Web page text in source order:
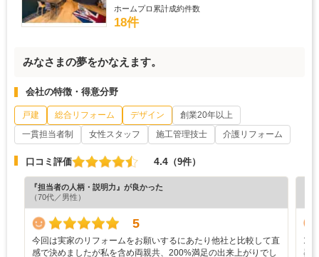
ホームプロ累計成約件数
18件
みなさまの夢をかなえます。
会社の特徴・得意分野
戸建 総合リフォーム デザイン
創業20年以上
一貫担当者制
女性スタッフ 施工管理技士 介護リフォーム
口コミ評価 4.4 （9件）
『担当者の人柄・説明力』が良かった
（70代／男性）
5
今回は実家のリフォームをお願いするにあたり他社と比較して直
感で決めましたが私を含め両親共、200%満足の出来上がりでし
1ヶ
器